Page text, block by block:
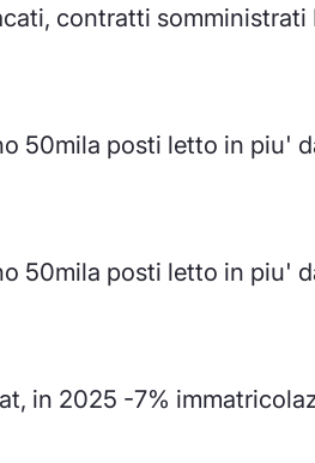
contratti
50mila posti letto in piu'
50mila posti letto in piu'
in 2025 -7%